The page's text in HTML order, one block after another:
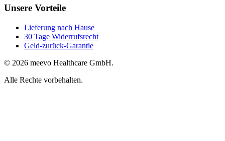
Unsere Vorteile
Lieferung nach Hause
30 Tage Widerrufsrecht
Geld-zurück-Garantie
© 2026 meevo Healthcare GmbH.
Alle Rechte vorbehalten.